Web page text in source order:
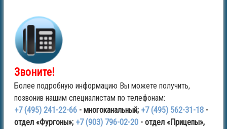
Звоните!
Более подробную информацию Вы можете получить,
позвонив нашим специалистам по телефонам:
+7 (495) 241-22-66 - многоканальный; +7 (495) 562-31-18 -
отдел «Фургоны»; +7 (903) 796-02-20 - отдел «Прицепы»,